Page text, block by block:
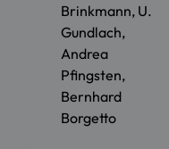
Brinkmann, U.
Gundlach,
Andrea
Pfingsten,
Bernhard
Borgetto